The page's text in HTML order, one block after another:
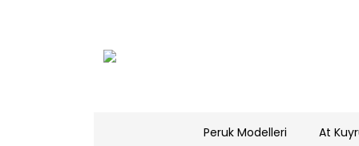
Peruk Modelleri At